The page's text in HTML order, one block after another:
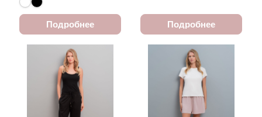
Подробнее Подробнее